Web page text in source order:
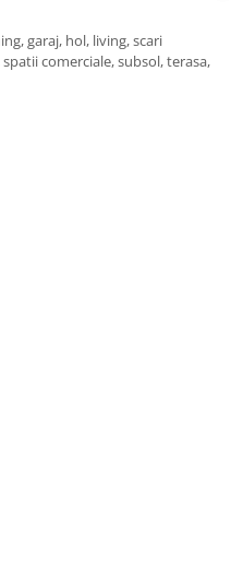
garaj, hol, living, scari
comerciale, subsol, terasa,